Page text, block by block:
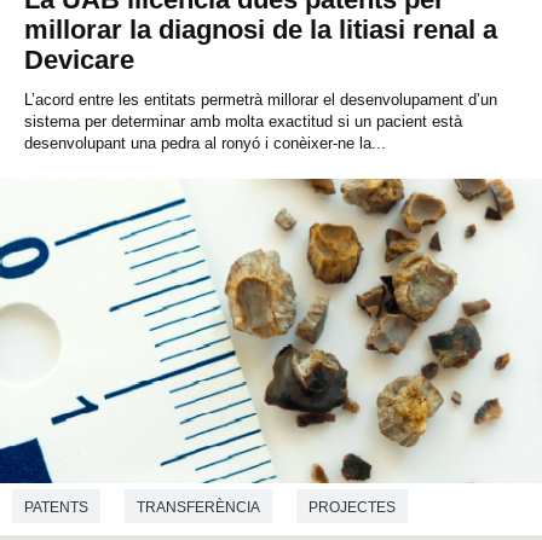
millorar la diagnosi de la litiasi renal a
Devicare
L’acord entre les entitats permetrà millorar el desenvolupament d’un
sistema per determinar amb molta exactitud si un pacient està
desenvolupant una pedra al ronyó i conèixer-ne la...
PATENTS TRANSFERÈNCIA PROJECTES